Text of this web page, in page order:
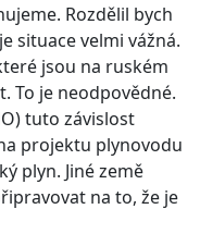
Rozdělil bych
situace velmi vážná.
jsou na ruském
To je neodpovědné.
tuto závislost
projektu plynovodu
plyn. Jiné země
na to, že je